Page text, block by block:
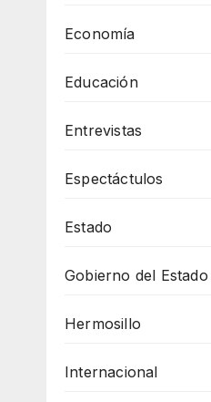
Economía
Educación
Entrevistas
Espectáctulos
Estado
Gobierno del Estado
Hermosillo
Internacional